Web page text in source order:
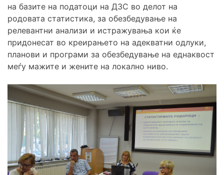
на базите на податоци на ДЗС во делот на
родовата статистика, за обезбедување на
релевантни анализи и истражувања кои ќе
придонесат во креирањето на адекватни одлуки,
планови и програми за обезбедување на еднаквост
меѓу мажите и жените на локално ниво.